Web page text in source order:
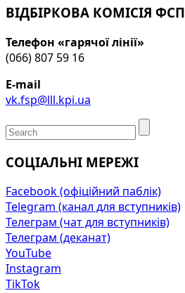
ВІДБІРКОВА КОМІСІЯ ФСП
Телефон «гарячої лінії»
(066) 807 59 16
E-mail
vk.fsp@lll.kpi.ua
СОЦІАЛЬНІ МЕРЕЖІ
Facebook (офіційний паблік)
Telegram (канал для вступників)
Телеграм (чат для вступників)
Телеграм (деканат)
YouTube
Instagram
TikTok